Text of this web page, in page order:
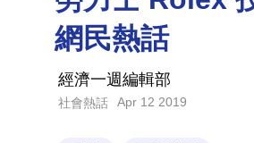
網民熱話
經濟一週編輯部
社會熱話 Apr 12 2019